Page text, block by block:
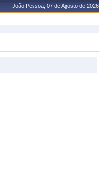
João Pessoa, 07 de Agosto de 2026